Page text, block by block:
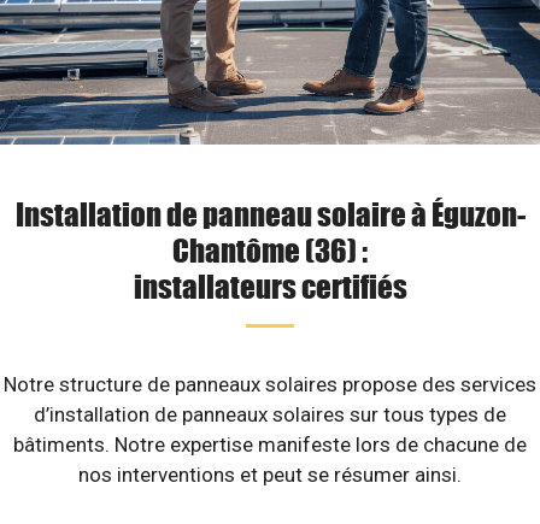
Installation de panneau solaire à Éguzon-
Chantôme (36) :
installateurs certifiés
Notre structure de panneaux solaires propose des services
d’installation de panneaux solaires sur tous types de
bâtiments. Notre expertise manifeste lors de chacune de
nos interventions et peut se résumer ainsi.